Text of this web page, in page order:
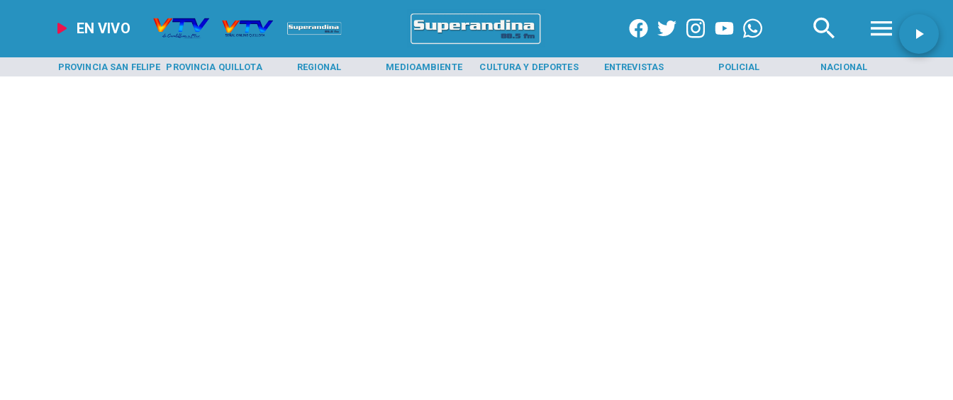
EN VIVO
PROVINCIA SAN FELIPE PROVINCIA QUILLOTA REGIONAL MEDIOAMBIENTE CULTURA Y DEPORTES ENTREVISTAS POLICIAL NACIONAL